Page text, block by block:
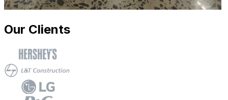
Our Clients